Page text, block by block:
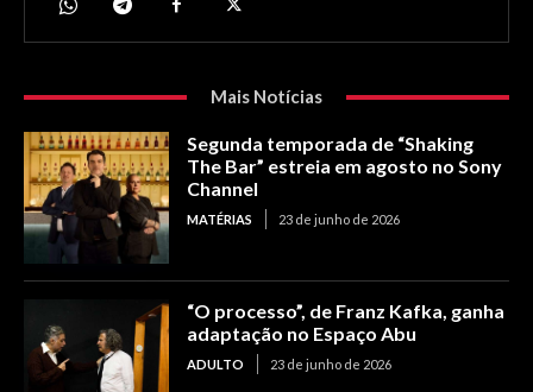
Mais Notícias
Segunda temporada de “Shaking
The Bar” estreia em agosto no Sony
Channel
MATÉRIAS 23 de junho de 2026
“O processo”, de Franz Kafka, ganha
adaptação no Espaço Abu
ADULTO 23 de junho de 2026